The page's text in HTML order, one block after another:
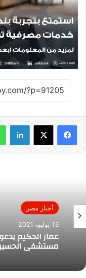
أخبار مصر
13 يوليو، 2021
عمار الحكيم
مستشفى الحسين